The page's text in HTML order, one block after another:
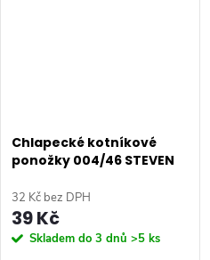
Chlapecké kotníkové
ponožky 004/46 STEVEN
32 Kč bez DPH
39 Kč
Skladem do 3 dnů >5 ks